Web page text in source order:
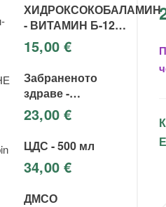
ХИДРОКСОКОБАЛАМИН
- ВИТАМИН Б-12
(Инжекции)
15,00€
Забраненото
здраве -
Андреас Калкер
23,00€
ЦДС - 500 мл
34,00€
ДМСО